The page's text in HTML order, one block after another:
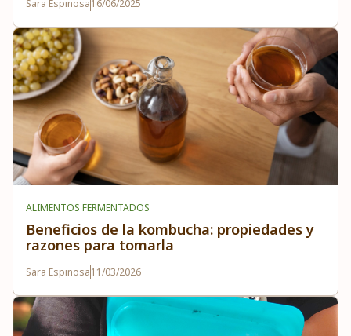
Sara Espinosa16/06/2025
ALIMENTOS FERMENTADOS
Beneficios de la kombucha: propiedades y
razones para tomarla
Sara Espinosa11/03/2026